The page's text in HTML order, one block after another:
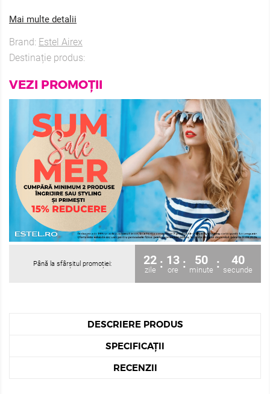
Mai multe detalii
Brand: Estel Airex
Destinație produs:
VEZI PROMOȚII
Până la sfârșitul promoției: 22
zile : 13
ore : 50
minute : 40
secunde
DESCRIERE PRODUS
SPECIFICAȚII
RECENZII